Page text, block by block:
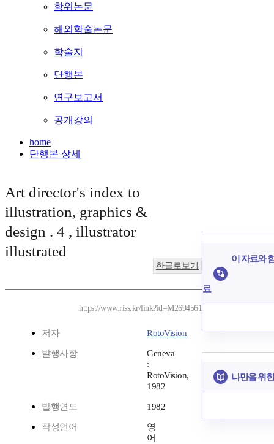
학위논문
해외학술논문
학술지
단행본
연구보고서
공개강의
home
단행본 상세
Art director's index to
illustration, graphics &
design . 4 , illustrator
illustrated
한글로보기
https://www.riss.kr/link?id=M2694561
저자 RotoVision
발행사항
Geneva
:
RotoVision,
1982
발행연도 1982
작성언어
영
어
이 자료와
료
나만을 위